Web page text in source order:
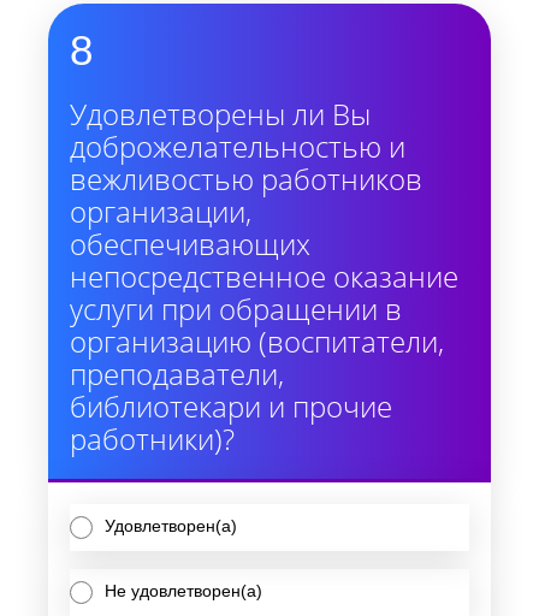
8
Удовлетворены ли Вы
доброжелательностью и
вежливостью работников
организации,
обеспечивающих
непосредственное оказание
услуги при обращении в
организацию (воспитатели,
преподаватели,
библиотекари и прочие
работники)?
Удовлетворен(а)
Не удовлетворен(а)